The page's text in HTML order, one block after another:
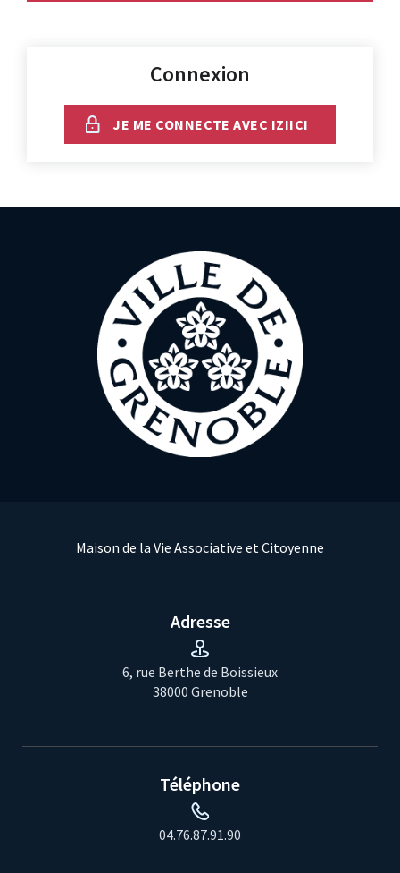
Connexion
JE ME CONNECTE AVEC IZIICI
Maison de la Vie Associative et Citoyenne
Adresse
6, rue Berthe de Boissieux
38000 Grenoble
Téléphone
04.76.87.91.90